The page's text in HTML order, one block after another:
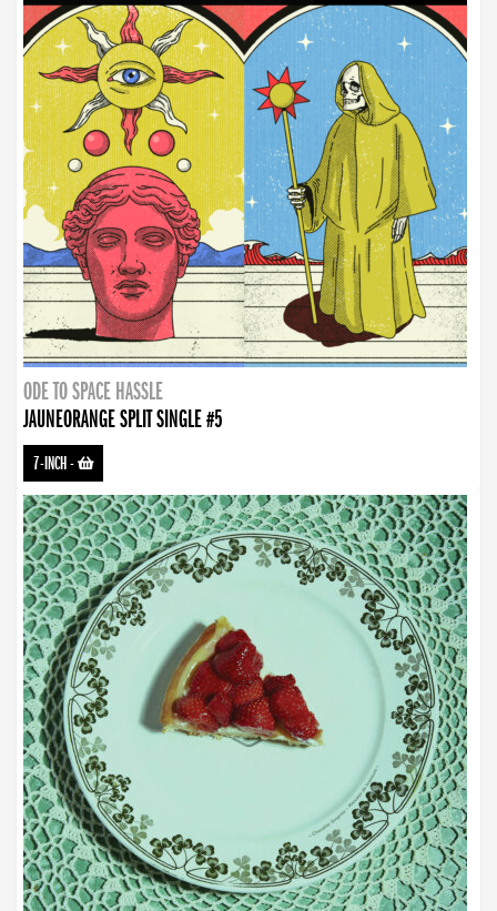
ODE TO SPACE HASSLE
JAUNEORANGE SPLIT SINGLE #5
7-INCH-